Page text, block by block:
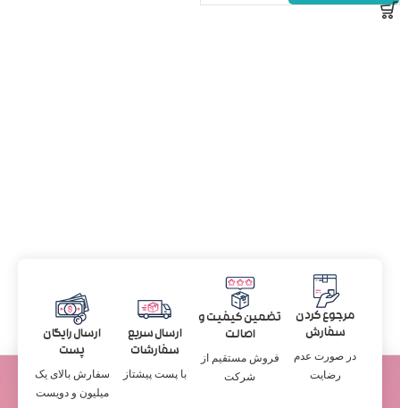
مرجوع کردن
سفارش
در صورت عدم
رضایت
تضمین کیفیت و
اصالت
فروش مستقیم از
شرکت
ارسال سریع
سفارشات
با پست پیشتاز
ارسال رایگان
پست
سفارش بالای یک
میلیون و دویست